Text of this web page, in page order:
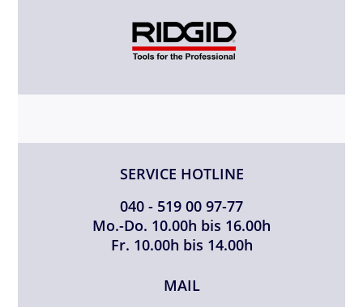
SERVICE HOTLINE
040 - 519 00 97-77
Mo.-Do. 10.00h bis 16.00h
Fr. 10.00h bis 14.00h
MAIL